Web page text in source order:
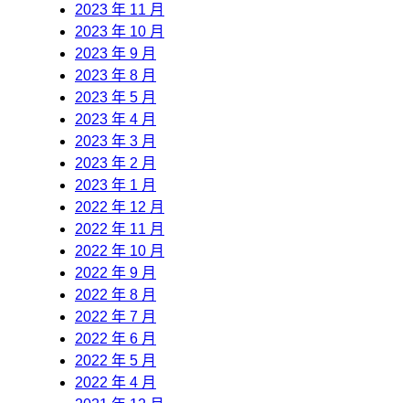
2023 年 11 月
2023 年 10 月
2023 年 9 月
2023 年 8 月
2023 年 5 月
2023 年 4 月
2023 年 3 月
2023 年 2 月
2023 年 1 月
2022 年 12 月
2022 年 11 月
2022 年 10 月
2022 年 9 月
2022 年 8 月
2022 年 7 月
2022 年 6 月
2022 年 5 月
2022 年 4 月